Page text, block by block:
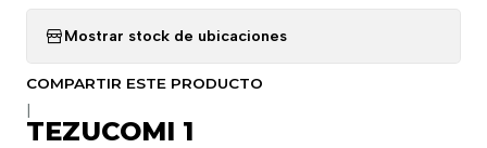
Mostrar stock de ubicaciones
COMPARTIR ESTE PRODUCTO
TEZUCOMI 1